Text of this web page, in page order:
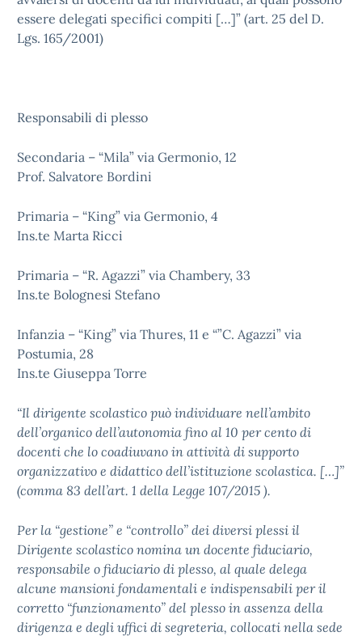
essere delegati specifici compiti […]” (art. 25 del D.
Lgs. 165/2001)
Responsabili di plesso
Secondaria – “Mila” via Germonio, 12
Prof. Salvatore Bordini
Primaria – “King” via Germonio, 4
Ins.te Marta Ricci
Primaria – “R. Agazzi” via Chambery, 33
Ins.te Bolognesi Stefano
Infanzia – “King” via Thures, 11 e “”C. Agazzi” via
Postumia, 28
Ins.te Giuseppa Torre
“Il dirigente scolastico può individuare nell’ambito
dell’organico dell’autonomia fino al 10 per cento di
docenti che lo coadiuvano in attività di supporto
organizzativo e didattico dell’istituzione scolastica. […]”
(comma 83 dell’art. 1 della Legge 107/2015 ).
Per la “gestione” e “controllo” dei diversi plessi il
Dirigente scolastico nomina un docente fiduciario,
responsabile o fiduciario di plesso, al quale delega
alcune mansioni fondamentali e indispensabili per il
corretto “funzionamento” del plesso in assenza della
dirigenza e degli uffici di segreteria, collocati nella sede